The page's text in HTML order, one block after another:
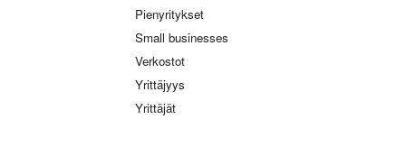
Pienyritykset
Small businesses
Verkostot
Yrittäjyys
Yrittäjät